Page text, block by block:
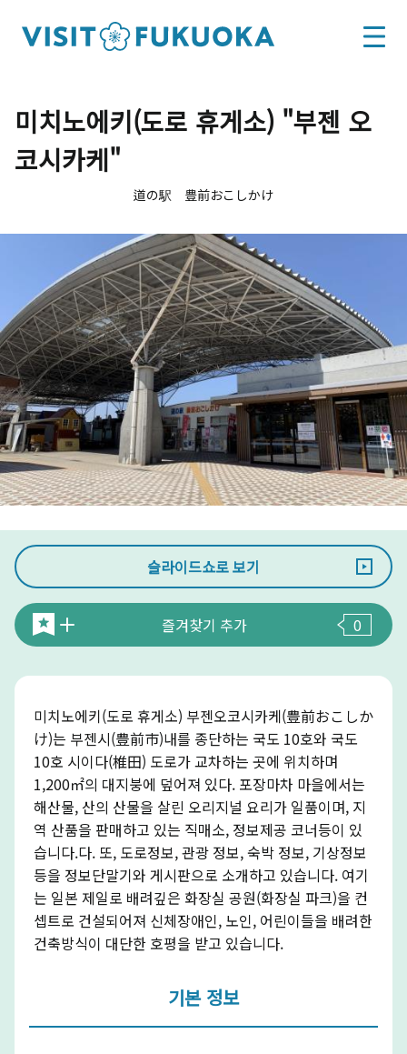
미치노에키(도로 휴게소) "부젠 오
코시카케"
道の駅 豊前おこしかけ
슬라이드쇼로 보기
즐겨찾기 추가 0
미치노에키(도로 휴게소) 부젠오코시카케(豊前おこしか
け)는 부젠시(豊前市)내를 종단하는 국도 10호와 국도
10호 시이다(椎田) 도로가 교차하는 곳에 위치하며
1,200㎡의 대지붕에 덮어져 있다. 포장마차 마을에서는
해산물, 산의 산물을 살린 오리지널 요리가 일품이며, 지
역 산품을 판매하고 있는 직매소, 정보제공 코너등이 있
습니다.다. 또, 도로정보, 관광 정보, 숙박 정보, 기상정보
등을 정보단말기와 게시판으로 소개하고 있습니다. 여기
는 일본 제일로 배려깊은 화장실 공원(화장실 파크)을 컨
셉트로 건설되어져 신체장애인, 노인, 어린이들을 배려한
건축방식이 대단한 호평을 받고 있습니다.
기본 정보